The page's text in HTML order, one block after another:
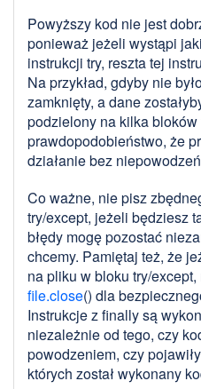
Powyższy kod nie jest
ponieważ jeżeli wystąpi
instrukcji try, reszta tej
Na przykład, gdyby nie
zamknięty, a dane
podzielony na kilka
prawdopodobieństwo, że
działanie bez
Co ważne, nie pisz
try/except, jeżeli będziesz
błędy mogę pozostać
chcemy. Pamiętaj też, że
na pliku w bloku try/
file.close() dla
Instrukcje z finally są
niezależnie od tego, czy
powodzeniem, czy
których został wykonany